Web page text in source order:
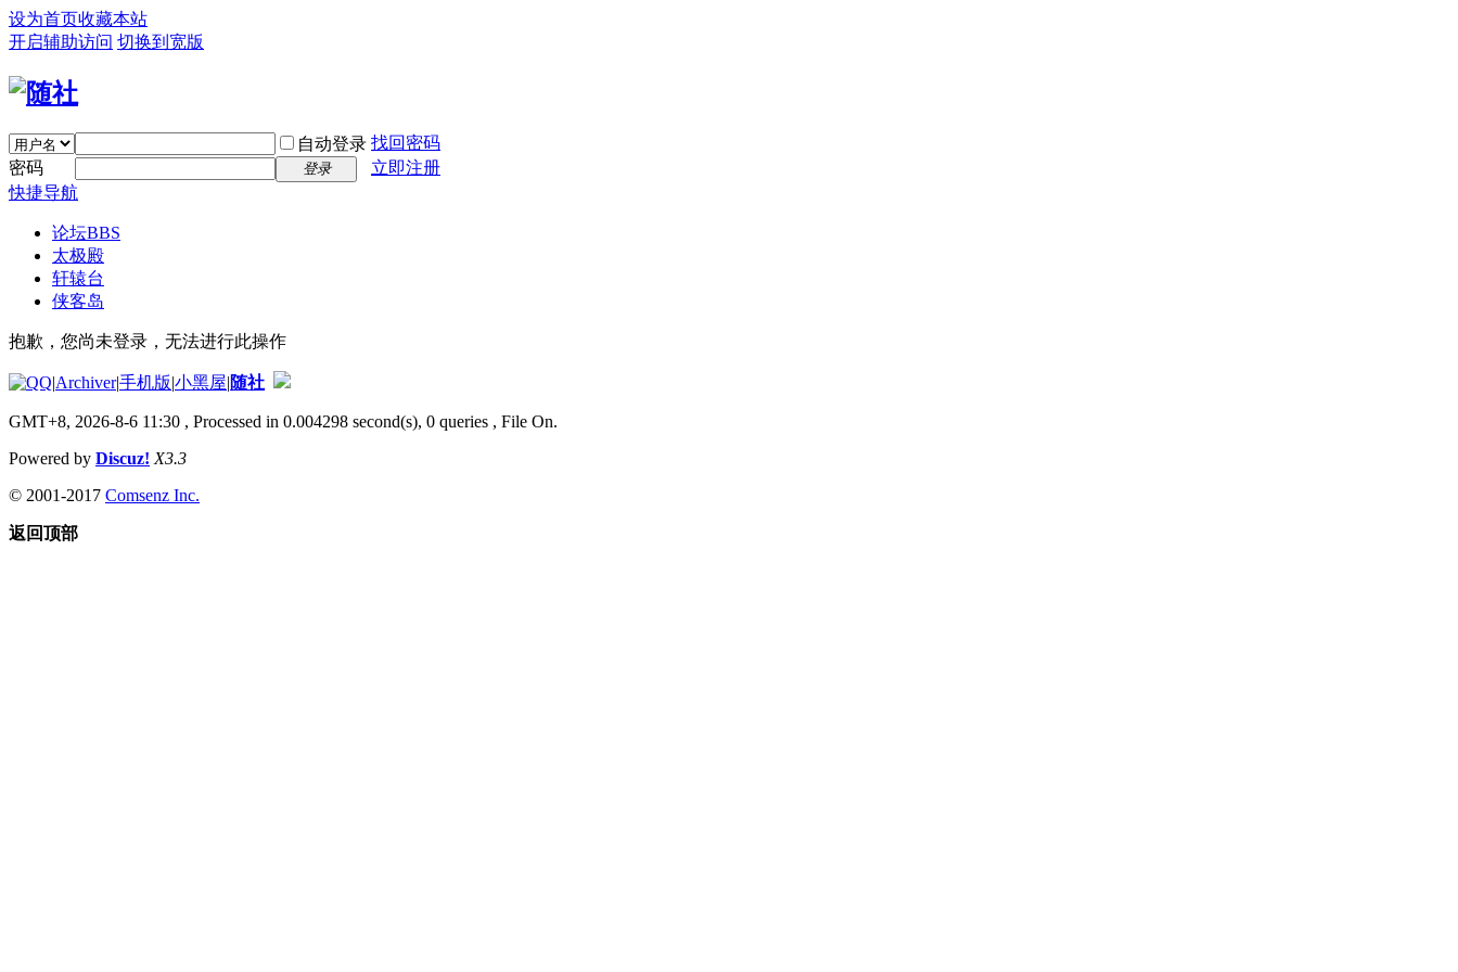
设为首页收藏本站
开启辅助访问 切换到宽版
自动登录 找回密码
密码
登录
立即注册
快捷导航
论坛BBS
太极殿
轩辕台
侠客岛
抱歉，您尚未登录，无法进行此操作
|Archiver|手机版|小黑屋|随社
GMT+8, 2026-8-6 11:30 , Processed in 0.004298 second(s), 0 queries , File On.
Powered by Discuz! X3.3
© 2001-2017 Comsenz Inc.
返回顶部